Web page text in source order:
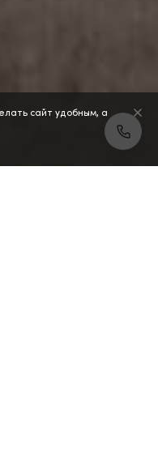
сайт удобным, а